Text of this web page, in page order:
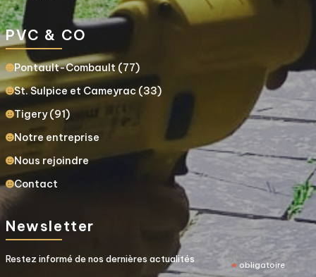
PVC & CO
Pontault-Combault (77)
St. Sulpice et Cameyrac (33)
Tigery (91)
Notre entreprise
Nous rejoindre
Contact
Newsletter
Restez informé de nos dernières actualités
* obligatoire